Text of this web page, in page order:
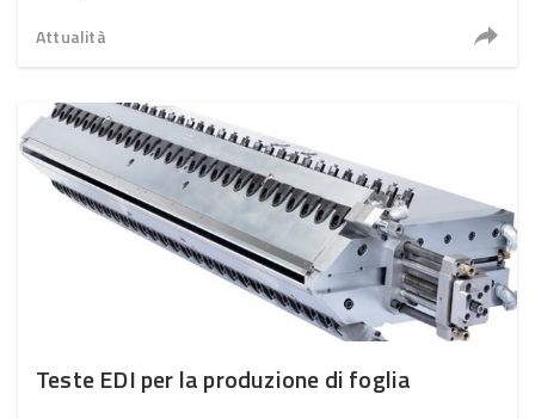
Attualità
Teste EDI per la produzione di foglia